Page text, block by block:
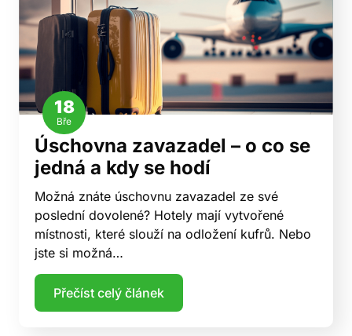
18
Bře
Úschovna zavazadel – o co se
jedná a kdy se hodí
Možná znáte úschovnu zavazadel ze své
poslední dovolené? Hotely mají vytvořené
místnosti, které slouží na odložení kufrů. Nebo
jste si možná…
Přečíst celý článek